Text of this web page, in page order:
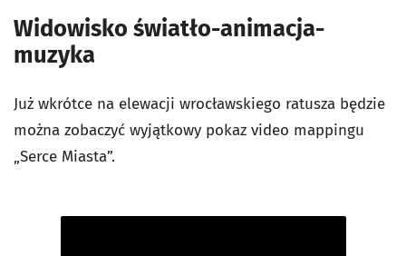
Widowisko światło-animacja-
muzyka
Już wkrótce na elewacji wrocławskiego ratusza będzie
można zobaczyć wyjątkowy pokaz video mappingu
„Serce Miasta”.